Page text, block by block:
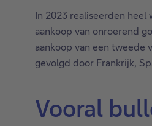
In 2023 realiseerden
aankoop van onroerend
aankoop van een tweede
gevolgd door Frankrijk,
Vooral